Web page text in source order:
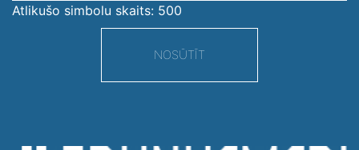
Atlikušo simbolu skaits: 500
NOSŪTĪT